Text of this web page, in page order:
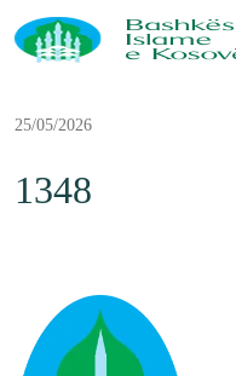
25/05/2026
1348